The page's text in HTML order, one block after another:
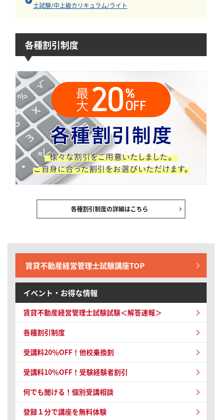
士試験/中上級カリキュラム/ライト
各種割引制度
各種割引制度の詳細はこちら
賃貸不動産経営管理士試験講座TOP
イベント・お得な情報
賃貸不動産経営管理士試験試験＜解答速報＞
各種割引制度
受講料20％OFF！他校乗換割
受講料10％OFF！受験経験者割引
何でも聞ける！個別受講相談
登録１分で講座を無料体験